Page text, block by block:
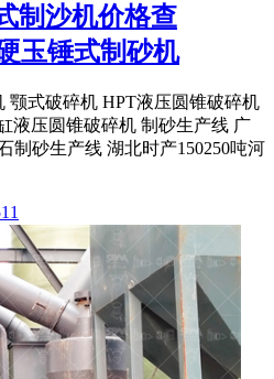
制沙机价格查
玉锤式制砂机
颚式破碎机 HPT液压圆锥破碎机
液压圆锥破碎机 制砂生产线 广
制砂生产线 湖北时产150250吨河